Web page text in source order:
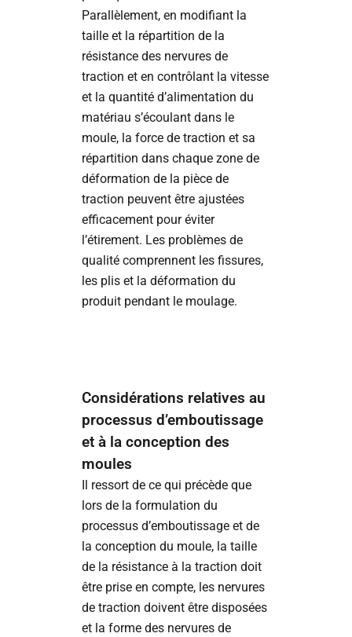
Parallèlement, en modifiant la
taille et la répartition de la
résistance des nervures de
traction et en contrôlant la vitesse
et la quantité d’alimentation du
matériau s’écoulant dans le
moule, la force de traction et sa
répartition dans chaque zone de
déformation de la pièce de
traction peuvent être ajustées
efficacement pour éviter
l’étirement. Les problèmes de
qualité comprennent les fissures,
les plis et la déformation du
produit pendant le moulage.
Considérations relatives au
processus d’emboutissage
et à la conception des
moules
Il ressort de ce qui précède que
lors de la formulation du
processus d’emboutissage et de
la conception du moule, la taille
de la résistance à la traction doit
être prise en compte, les nervures
de traction doivent être disposées
et la forme des nervures de